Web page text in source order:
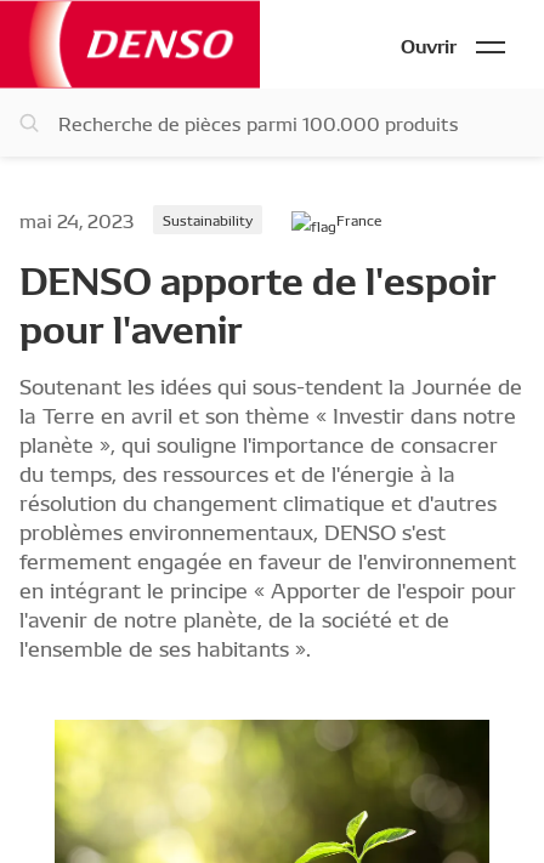
Ouvrir
mai 24, 2023 Sustainability France
DENSO apporte de l'espoir
pour l'avenir
Soutenant les idées qui sous-tendent la Journée de
la Terre en avril et son thème « Investir dans notre
planète », qui souligne l'importance de consacrer
du temps, des ressources et de l'énergie à la
résolution du changement climatique et d'autres
problèmes environnementaux, DENSO s'est
fermement engagée en faveur de l'environnement
en intégrant le principe « Apporter de l'espoir pour
l'avenir de notre planète, de la société et de
l'ensemble de ses habitants ».